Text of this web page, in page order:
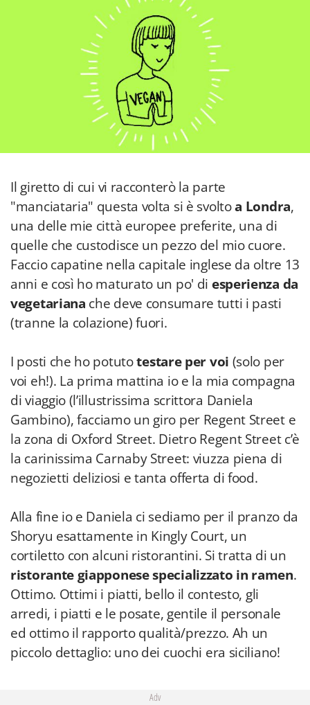
Il giretto di cui vi racconterò la parte
"manciataria" questa volta si è svoltoa Londra,
una delle mie città europee preferite, una di
quelle che custodisce un pezzo del mio cuore.
Faccio capatine nella capitale inglese da oltre 13
anni e così ho maturato un po' di esperienza da
vegetariana che deve consumare tutti i pasti
(tranne la colazione) fuori.
I posti che ho potutotestare per voi (solo per
voi eh!). La prima mattina io e la mia compagna
di viaggio (l’illustrissima scrittora Daniela
Gambino), facciamo un giro per Regent Street e
la zona di Oxford Street. Dietro Regent Street c’è
la carinissima Carnaby Street: viuzza piena di
negozietti deliziosi e tanta offerta di food.
Alla fine io e Daniela ci sediamo per il pranzo da
Shoryu esattamente in Kingly Court, un
cortiletto con alcuni ristorantini. Si tratta di un
ristorante giapponese specializzato in ramen.
Ottimo. Ottimi i piatti, bello il contesto, gli
arredi, i piatti e le posate, gentile il personale
ed ottimo il rapporto qualità/prezzo. Ah un
piccolo dettaglio: uno dei cuochi era siciliano!
Adv